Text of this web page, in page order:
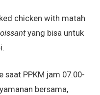
chicken with matah
yang bisa untuk
PPKM jam 07.00-
bersama,